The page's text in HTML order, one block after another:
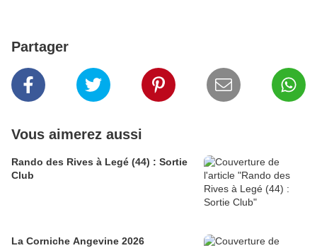
Partager
Vous aimerez aussi
Rando des Rives à Legé (44) : Sortie
Club
La Corniche Angevine 2026